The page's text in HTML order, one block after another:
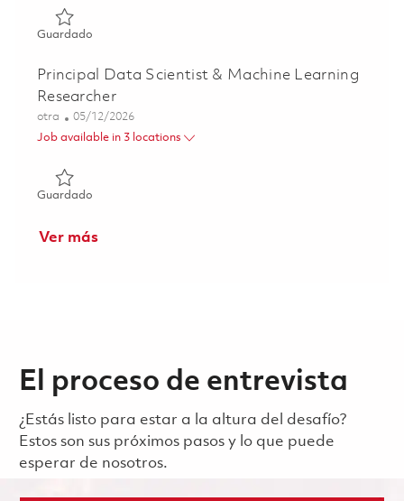
GuardadoGuardado Technicien Réparation Aéronautique 01795043
Principal Data Scientist & Machine Learning
Researcher
Categoría
otra Posted Date
05/12/2026
Job available in 3 locations
GuardadoGuardado Principal Data Scientist & Machine Learning
Ver más
El proceso de entrevista
¿Estás listo para estar a la altura del desafío?
Estos son sus próximos pasos y lo que puede
esperar de nosotros.